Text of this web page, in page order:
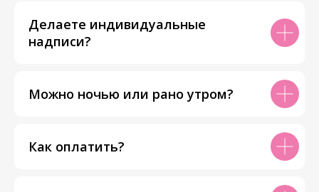
Делаете индивидуальные
надписи?
Можно ночью или рано утром?
Как оплатить?